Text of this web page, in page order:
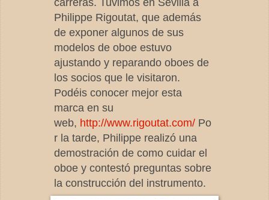
carreras. Tuvimos en Sevilla a
Philippe Rigoutat, que además
de exponer algunos de sus
modelos de oboe estuvo
ajustando y reparando oboes de
los socios que le visitaron.
Podéis conocer mejor esta
marca en su
web, http://www.rigoutat.com/ Po
r la tarde, Philippe realizó una
demostración de como cuidar el
oboe y contestó preguntas sobre
la construcción del instrumento.